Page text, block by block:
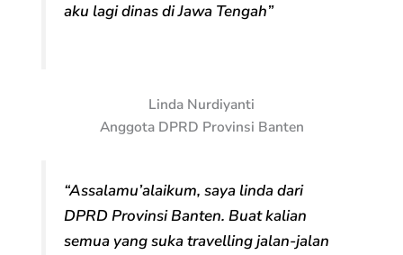
aku lagi dinas di Jawa Tengah”
Linda Nurdiyanti
Anggota DPRD Provinsi Banten
“Assalamu’alaikum, saya linda dari
DPRD Provinsi Banten. Buat kalian
semua yang suka travelling jalan-jalan